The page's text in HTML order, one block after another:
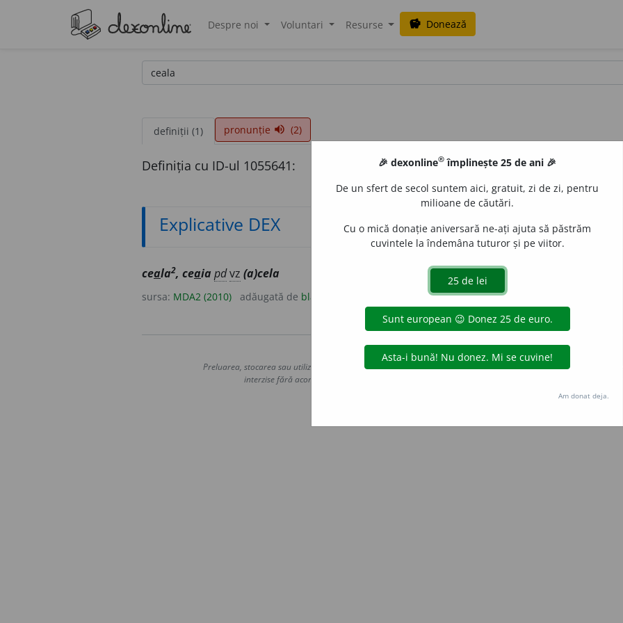
Despre noi Voluntari Resurse savings Donează
definiții (1) pronunție volume_up (2)
Definiția cu ID-ul 1055641:
Explicative DEX
ceala2, ceaia pdvz (a)cela
sursa: MDA2 (2010) adăugată de blaurb.
Copyright © 2004-2026 dexonline (https://dexonline.ro)
Preluarea, stocarea sau utilizarea datelor de pe acest site, inclusiv prin orice metode de extragere automată
interzise fără acordul nostru prealabil scris, cu excepția seturilor de date oferite oficial spre utilizare
Hosterion
🎉 dexonline® împlinește 25 de ani 🎉
De un sfert de secol suntem aici, gratuit, zi de zi, pentru
milioane de căutări.
Cu o mică donație aniversară ne-ați ajuta să păstrăm
cuvintele la îndemâna tuturor și pe viitor.
Am donat deja.